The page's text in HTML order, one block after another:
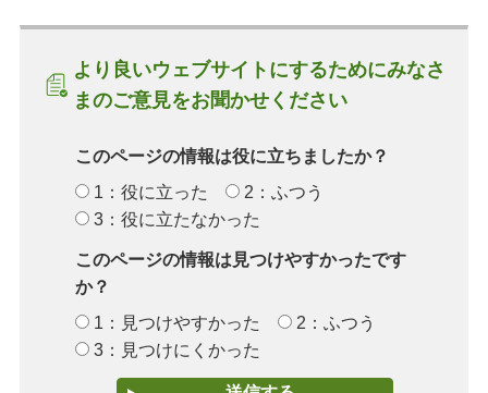
より良いウェブサイトにするためにみなさ
まのご意見をお聞かせください
このページの情報は役に立ちましたか？
1：役に立った
2：ふつう
3：役に立たなかった
このページの情報は見つけやすかったです
か？
1：見つけやすかった
2：ふつう
3：見つけにくかった